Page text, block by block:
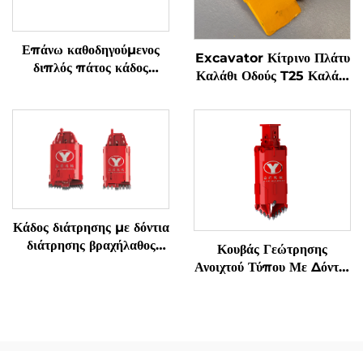
Επάνω καθοδηγούμενος
διπλός πάτος κάδος
Excavator Κίτρινο Πλάτυ
Καλάθι Οδούς T25 Καλάθι
Κάδος διάτρησης με δόντια
διάτρησης βραχήλαθος
Κουβάς Γεώτρησης
Ανοιχτού Τύπου Με Δόντια